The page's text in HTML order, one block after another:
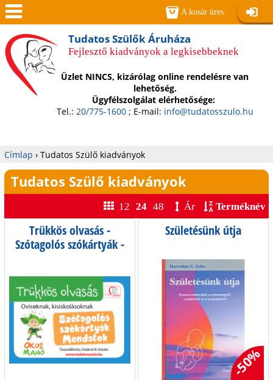
Jump to navigation
Tudatos Szülők Áruháza
Fejlesztő kiadványok a legkisebbeknek
Üzlet NINCS, kizárólag online rendelésre van
lehetőség.
Ügyfélszolgálat elérhetősége:
Tel.: 20/775-1600; E-mail: info@tudatosszulo.hu
Jelenlegi
hely
Címlap › Tudatos Szülő kiadványok
Tudatos Szülő kiadványok
12 24 48 Ár Terméknév
Trükkös olvasás -
Szótagolós szókártyák -
Születésünk útja
-50%
A kosár üres.
Men
ü